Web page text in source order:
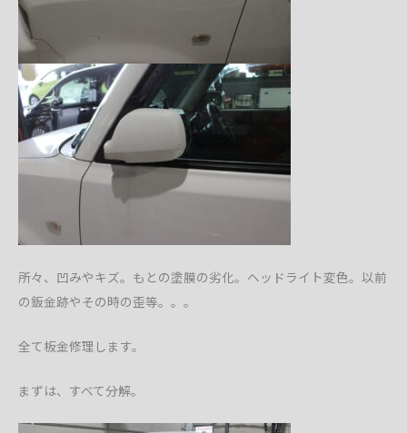
所々、凹みやキズ。もとの塗膜の劣化。ヘッドライト変色。以前
の鈑金跡やその時の歪等。。。
全て板金修理します。
まずは、すべて分解。